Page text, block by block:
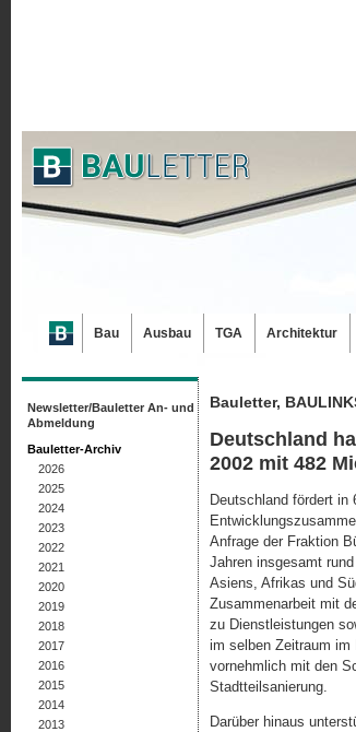
Bauletter,
Deutschland
2002 mit 482
Deutschland fördert in
Anfrage der Fraktion
Jahren insgesamt
Asiens, Afrikas und
Zusammenarbeit mit
zu Dienstleistungen
im selben Zeitraum im
vornehmlich mit den
Stadtteilsanierung.
Darüber hinaus
Newsletter/Bauletter An- und
Abmeldung
Bauletter-Archiv
2026
2025
2024
2023
2022
2021
2020
2019
2018
2017
2016
2015
2014
2013
Bau Ausbau TGA Architektur